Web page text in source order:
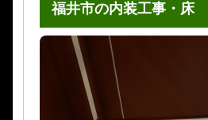
福井市の内装工事・床